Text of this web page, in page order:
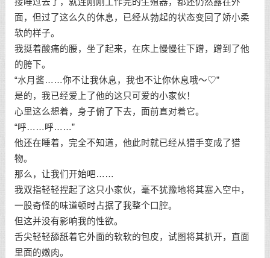
面，但过了这么久的休息，已经从勃起的状态变回了娇小柔
软的样子。
我挺着酸痛的腰，坐了起来，在床上慢慢往下蹭，蹭到了他
的胯下。
“水月酱……你不让我休息，我也不让你休息哦～♡”
是的，我已经爱上了他的这只可爱的小家伙！
心里这么想着，身子俯了下去，面前直对着它。
“呼……呼……”
他还在睡着，完全不知道，他此时就已经从猎手变成了猎
物。
那么，让我们开始吧……
我双指轻轻捏起了这只小家伙，毫不犹豫地将其塞入空中，
一股奇怪的味道顿时占据了我整个口腔。
但这并没有影响我的性欲。
舌尖轻轻舔舐着它外面的软软的包皮，试图将其扒开，直面
里面的嫩肉。